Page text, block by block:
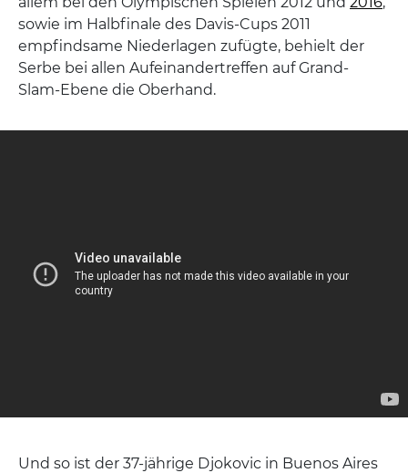
sowie im Halbfinale des Davis-Cups 2011
empfindsame Niederlagen zufügte, behielt der
Serbe bei allen Aufeinandertreffen auf Grand-
Slam-Ebene die Oberhand.
Und so ist der 37-jährige Djokovic in Buenos Aires